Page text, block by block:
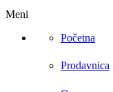
Meni
Početna
Prodavnica